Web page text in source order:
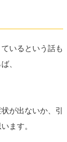
いるという話も
、
が出ないか、引
ます。